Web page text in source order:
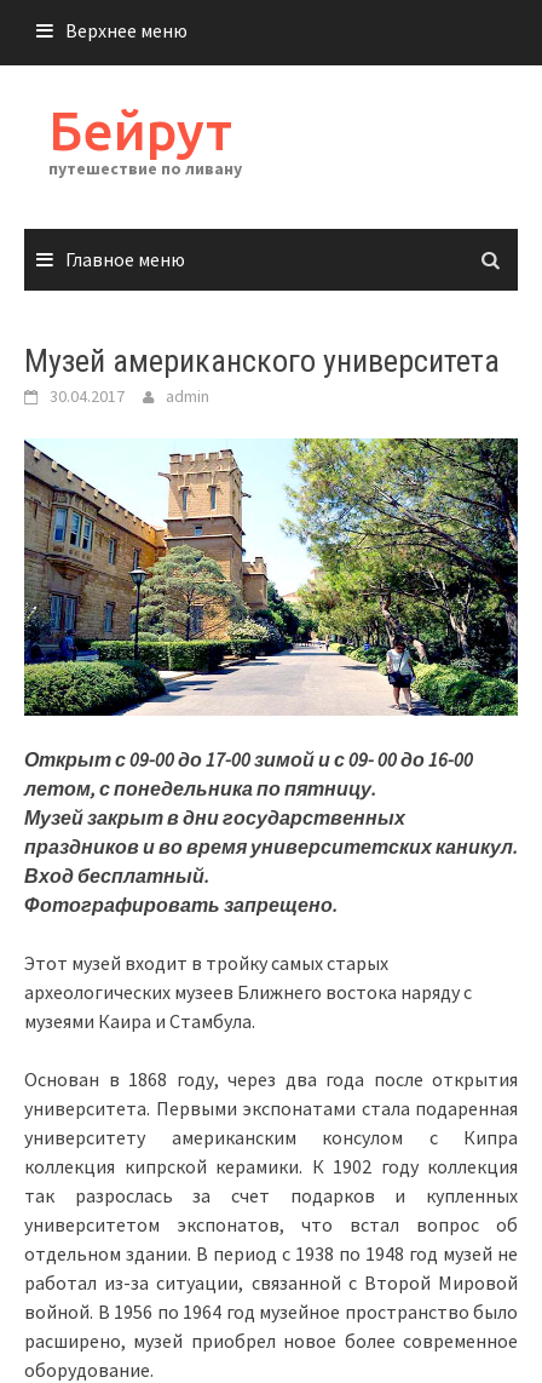
содержимому
Верхнее меню
Бейрут
путешествие по ливану
Главное меню
Музей американского университета
30.04.2017 admin
Открыт с 09-00 до 17-00 зимой и с 09- 00 до 16-00
летом, с понедельника по пятницу.
Музей закрыт в дни государственных
праздников и во время университетских каникул.
Вход бесплатный.
Фотографировать запрещено.
Этот музей входит в тройку самых старых
археологических музеев Ближнего востока наряду с
музеями Каира и Стамбула.
Основан в 1868 году, через два года после открытия
университета. Первыми экспонатами стала подаренная
университету американским консулом с Кипра
коллекция кипрской керамики. К 1902 году коллекция
так разрослась за счет подарков и купленных
университетом экспонатов, что встал вопрос об
отдельном здании. В период с 1938 по 1948 год музей не
работал из-за ситуации, связанной с Второй Мировой
войной. В 1956 по 1964 год музейное пространство было
расширено, музей приобрел новое более современное
оборудование.